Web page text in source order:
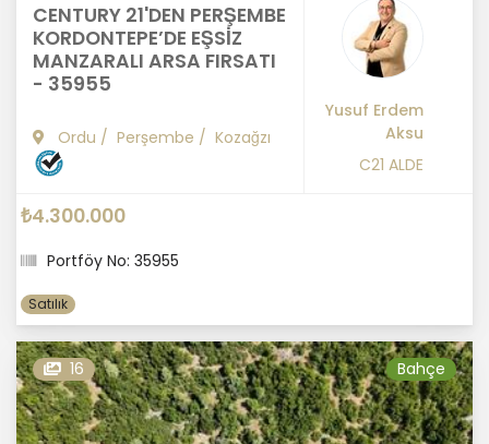
CENTURY 21'DEN PERŞEMBE
KORDONTEPE’DE EŞSİZ
MANZARALI ARSA FIRSATI
- 35955
Ordu / Perşembe / Kozağzı
Yusuf Erdem
Aksu
C21 ALDE
₺4.300.000
Portföy No: 35955
Satılık
16 Bahçe